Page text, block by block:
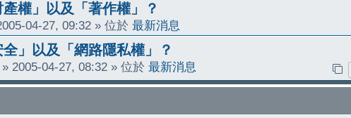
權」以及「著作權」？
04-27, 09:32 » 位於 最新消息
」以及「網路隱私權」？
» 2005-04-27, 08:32 » 位於 最新消息